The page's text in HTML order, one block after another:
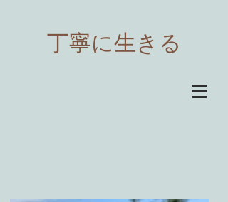
​丁寧に生きる